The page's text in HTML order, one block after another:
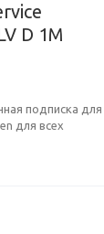
D 1M
подписка для
для всех